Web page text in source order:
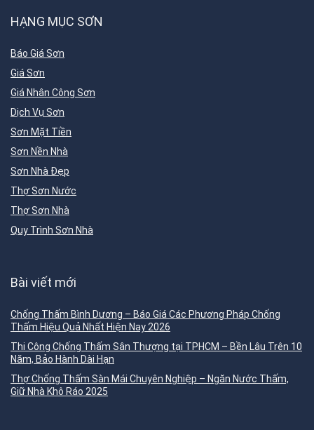
HẠNG MỤC SƠN
Báo Giá Sơn
Giá Sơn
Giá Nhân Công Sơn
Dịch Vụ Sơn
Sơn Mặt Tiền
Sơn Nền Nhà
Sơn Nhà Đẹp
Thợ Sơn Nước
Thợ Sơn Nhà
Quy Trình Sơn Nhà
Bài viết mới
Chống Thấm Bình Dương – Báo Giá Các Phương Pháp Chống
Thấm Hiệu Quả Nhất Hiện Nay 2026
Thi Công Chống Thấm Sân Thượng tại TPHCM – Bền Lâu Trên 10
Năm, Bảo Hành Dài Hạn
Thợ Chống Thấm Sàn Mái Chuyên Nghiệp – Ngăn Nước Thấm,
Giữ Nhà Khô Ráo 2025